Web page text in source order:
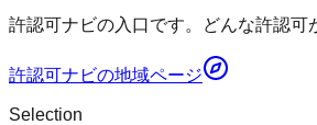
許認可ナビの入口です。どんな許認
許認可ナビの地域ページ
Selection